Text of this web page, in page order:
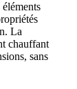
La
chauffant
sans